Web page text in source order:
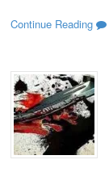
Continue Reading